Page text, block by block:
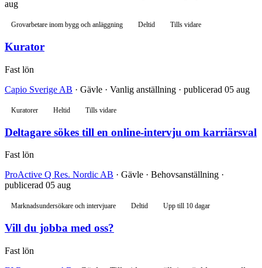
aug
Grovarbetare inom bygg och anläggning Deltid Tills vidare
Kurator
Fast lön
Capio Sverige AB · Gävle · Vanlig anställning · publicerad 05 aug
Kuratorer Heltid Tills vidare
Deltagare sökes till en online-intervju om karriärsval
Fast lön
ProActive Q Res. Nordic AB · Gävle · Behovsanställning ·
publicerad 05 aug
Marknadsundersökare och intervjuare Deltid Upp till 10 dagar
Vill du jobba med oss?
Fast lön